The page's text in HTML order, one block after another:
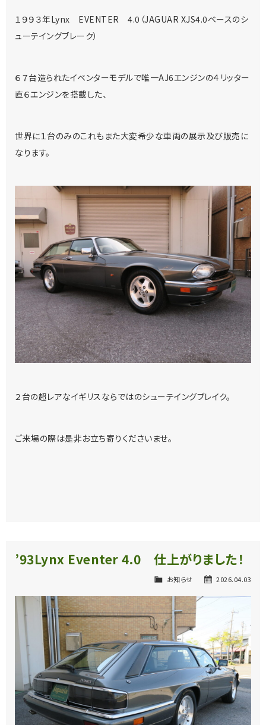
１９９３年Lynx EVENTER 4.0（JAGUAR XJS4.0ベースのシ
ューテイングブレーク）
６７台造られたイベンターモデルで唯一AJ6エンジンの４リッター
直６エンジンを搭載した、
世界に１台のみのこれもまた大変希少な車両の展示及び販売に
なります。
２台の超レアなイギリスならではのシューテイングブレイク。
ご来場の際は是非お立ち寄りくださいませ。
’93Lynx Eventer 4.0 仕上がりました！
2026.04.03
お知らせ